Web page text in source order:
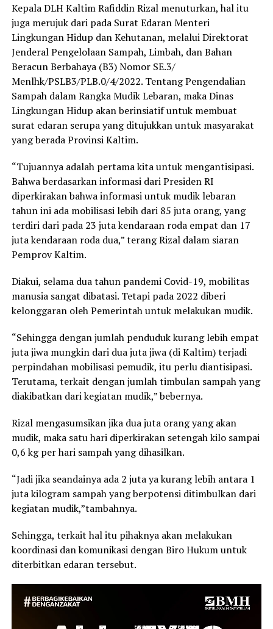
Kepala DLH Kaltim Rafiddin Rizal menuturkan, hal itu
juga merujuk dari pada Surat Edaran Menteri
Lingkungan Hidup dan Kehutanan, melalui Direktorat
Jenderal Pengelolaan Sampah, Limbah, dan Bahan
Beracun Berbahaya (B3) Nomor SE.3/
Menlhk/PSLB3/PLB.0/4/2022. Tentang Pengendalian
Sampah dalam Rangka Mudik Lebaran, maka Dinas
Lingkungan Hidup akan berinsiatif untuk membuat
surat edaran serupa yang ditujukkan untuk masyarakat
yang berada Provinsi Kaltim.
“Tujuannya adalah pertama kita untuk mengantisipasi.
Bahwa berdasarkan informasi dari Presiden RI
diperkirakan bahwa informasi untuk mudik lebaran
tahun ini ada mobilisasi lebih dari 85 juta orang, yang
terdiri dari pada 23 juta kendaraan roda empat dan 17
juta kendaraan roda dua,” terang Rizal dalam siaran
Pemprov Kaltim.
Diakui, selama dua tahun pandemi Covid-19, mobilitas
manusia sangat dibatasi. Tetapi pada 2022 diberi
kelonggaran oleh Pemerintah untuk melakukan mudik.
“Sehingga dengan jumlah penduduk kurang lebih empat
juta jiwa mungkin dari dua juta jiwa (di Kaltim) terjadi
perpindahan mobilisasi pemudik, itu perlu diantisipasi.
Terutama, terkait dengan jumlah timbulan sampah yang
diakibatkan dari kegiatan mudik,” bebernya.
Rizal mengasumsikan jika dua juta orang yang akan
mudik, maka satu hari diperkirakan setengah kilo sampai
0,6 kg per hari sampah yang dihasilkan.
“Jadi jika seandainya ada 2 juta ya kurang lebih antara 1
juta kilogram sampah yang berpotensi ditimbulkan dari
kegiatan mudik,”tambahnya.
Sehingga, terkait hal itu pihaknya akan melakukan
koordinasi dan komunikasi dengan Biro Hukum untuk
diterbitkan edaran tersebut.